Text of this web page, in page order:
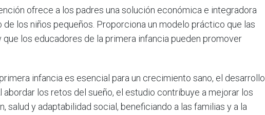
ofrece a los padres una solución económica e integradora
los niños pequeños. Proporciona un modelo práctico que las
los educadores de la primera infancia pueden promover
infancia es esencial para un crecimiento sano, el desarrollo
los retos del sueño, el estudio contribuye a mejorar los
salud y adaptabilidad social, beneficiando a las familias y a la